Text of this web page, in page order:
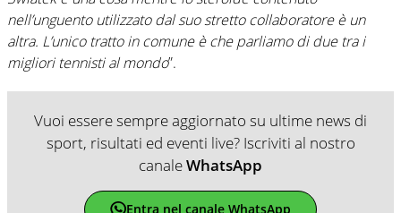
nell’unguento utilizzato dal suo stretto collaboratore è un
altra. L’unico tratto in comune è che parliamo di due tra i
migliori tennisti al mondo”.
Vuoi essere sempre aggiornato su ultime news di
sport, risultati ed eventi live? Iscriviti al nostro
canaleWhatsApp
Entra nel canale WhatsApp